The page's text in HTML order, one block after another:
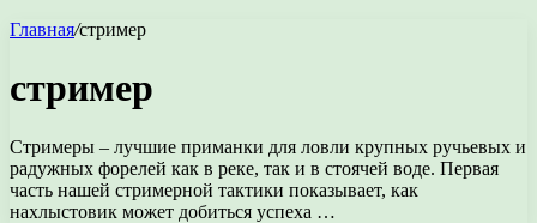
Главная/стример
стример
Стримеры – лучшие приманки для ловли крупных ручьевых и
радужных форелей как в реке, так и в стоячей воде. Первая
часть нашей стримерной тактики показывает, как
нахлыстовик может добиться успеха …